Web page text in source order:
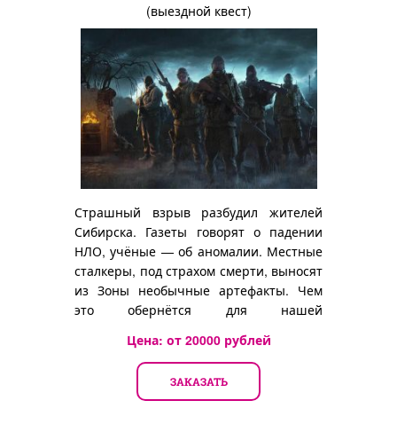
(выездной квест)
Страшный взрыв разбудил жителей
Сибирска. Газеты говорят о падении
НЛО, учёные — об аномалии. Местные
сталкеры, под страхом смерти, выносят
из Зоны необычные артефакты. Чем
это обернётся для нашей
Цена: от 20000рублей
ЗАКАЗАТЬ